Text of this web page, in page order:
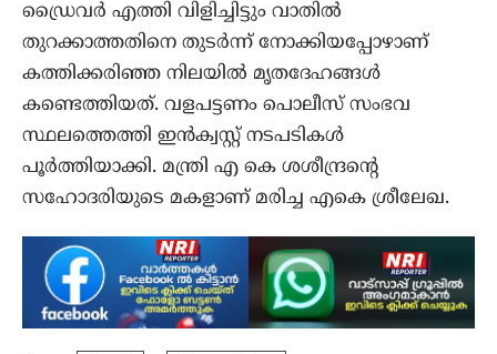
ഡ്രൈവര്‍ എത്തി വിളിച്ചിട്ടും വാതില്‍
തുറക്കാത്തതിനെ തുടര്‍ന്ന് നോക്കിയപ്പോഴാണ്
കത്തിക്കരിഞ്ഞ നിലയില്‍ മൃതദേഹങ്ങള്‍
കണ്ടെത്തിയത്. വളപട്ടണം പൊലീസ് സംഭവ
സ്ഥലത്തെത്തി ഇന്‍ക്വസ്റ്റ് നടപടികള്‍
പൂര്‍ത്തിയാക്കി. മന്ത്രി എ കെ ശശീന്ദ്രന്റെ
സഹോദരിയുടെ മകളാണ് മരിച്ച എകെ ശ്രീലേഖ.